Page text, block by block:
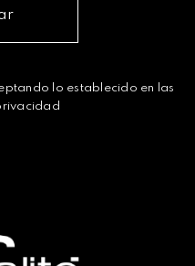
lo establecido en las